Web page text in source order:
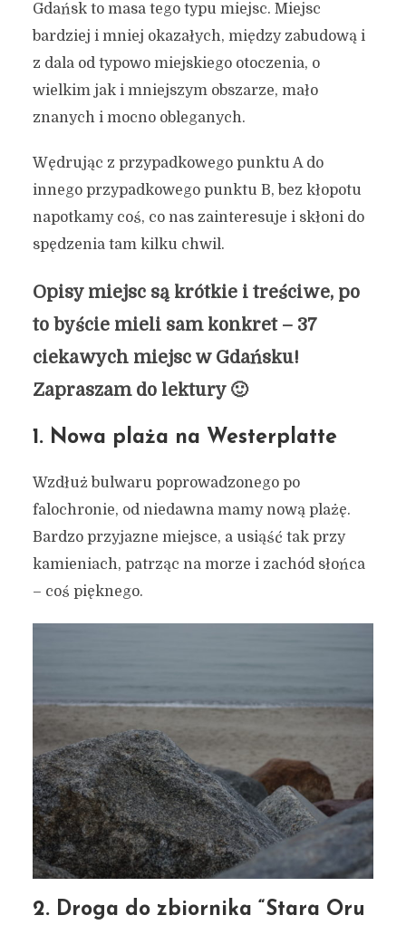
Gdańsk to masa tego typu miejsc. Miejsc
bardziej i mniej okazałych, między zabudową i
z dala od typowo miejskiego otoczenia, o
wielkim jak i mniejszym obszarze, mało
znanych i mocno obleganych.
Wędrując z przypadkowego punktu A do
innego przypadkowego punktu B, bez kłopotu
napotkamy coś, co nas zainteresuje i skłoni do
spędzenia tam kilku chwil.
Opisy miejsc są krótkie i treściwe, po
to byście mieli sam konkret – 37
ciekawych miejsc w Gdańsku!
Zapraszam do lektury 🙂
1. Nowa plaża na Westerplatte
Wzdłuż bulwaru poprowadzonego po
falochronie, od niedawna mamy nową plażę.
Bardzo przyjazne miejsce, a usiąść tak przy
kamieniach, patrząc na morze i zachód słońca
– coś pięknego.
2. Droga do zbiornika “Stara Oru